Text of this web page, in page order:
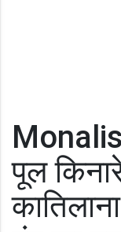
पूल